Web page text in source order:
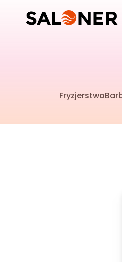
Fryzjerstwo